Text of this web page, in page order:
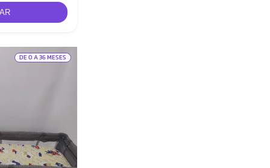
DE 0 A 36 MESES